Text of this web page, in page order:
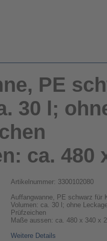
PE
30 l;
ca. 480
Artikelnummer: 3300102080
Auffangwanne, PE schwarz für
Volumen: ca. 30 l; ohne
Prüfzeichen
Maße aussen: ca. 480 x 340 x
Weitere Details